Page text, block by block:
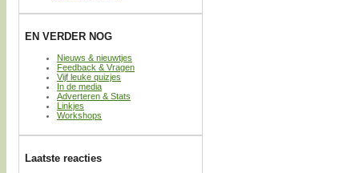
EN VERDER NOG
Nieuws & nieuwtjes
Feedback & Vragen
Vijf leuke quizjes
In de media
Adverteren & Stats
Linkjes
Workshops
Laatste reacties